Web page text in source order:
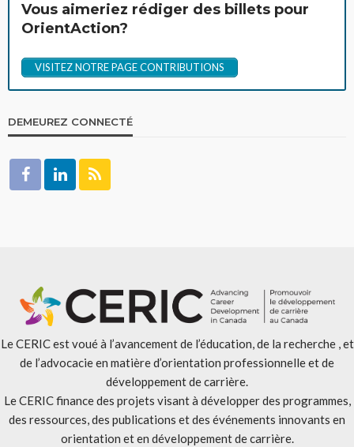
Vous aimeriez rédiger des billets pour
OrientAction?
VISITEZ NOTRE PAGE CONTRIBUTIONS
DEMEUREZ CONNECTÉ
Le CERIC est voué à l’avancement de l’éducation, de la recherche , et
de l’advocacie en matière d’orientation professionnelle et de
développement de carrière.
Le CERIC finance des projets visant à développer des programmes,
des ressources, des publications et des événements innovants en
orientation et en développement de carrière.